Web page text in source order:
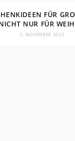
FÜR
NUR FÜR
5. NOVEMBER 2023